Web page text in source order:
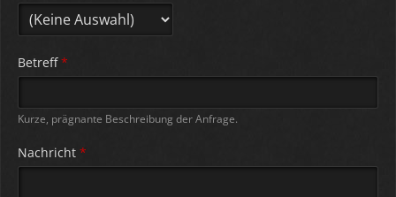
Betreff *
Kurze, prägnante Beschreibung der Anfrage.
Nachricht *